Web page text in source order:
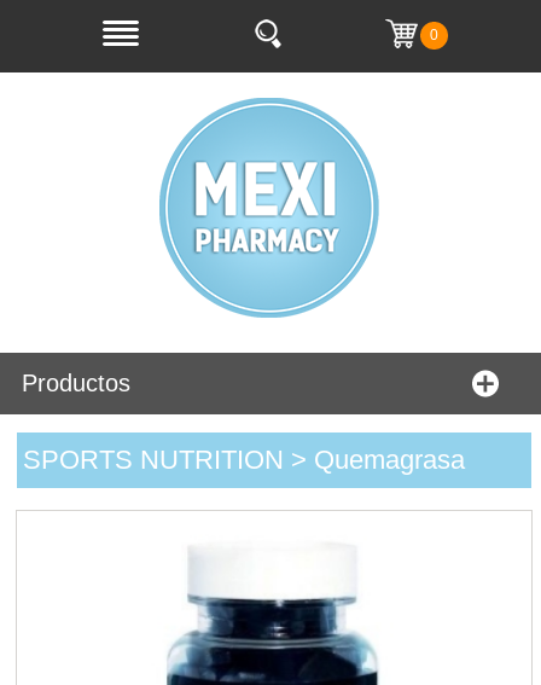
0
Productos
SPORTS NUTRITION > Quemagrasa